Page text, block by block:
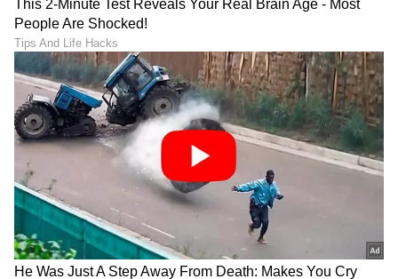
ಮುದುಕ-ಮುದುಕಿಯಾದ
ಅಮೂಲ್ಯ ಗೌಡ & ನಿರಂಜನ್; ರಿಷಿ
ಸರ್ ಎಷ್ಟು ರೊಮ್ಯಾಂಟಿಕ್
ಅಲ್ಲವಾ?
Venkatesh: ವೆಂಕಟೇಶ್‌ಗಾಗಿ
ತಂದೆ ಜೊತೆ ಜಗಳವಾಡಿದ್ದ ಆ ನಟಿ
ಯಾರು? ವೆಂಕಿಯನ್ನು ಮೊದಲ
ಬಾರಿ ನೋಡಿದಾಗ ಏನನ್ನಿಸಿತು?